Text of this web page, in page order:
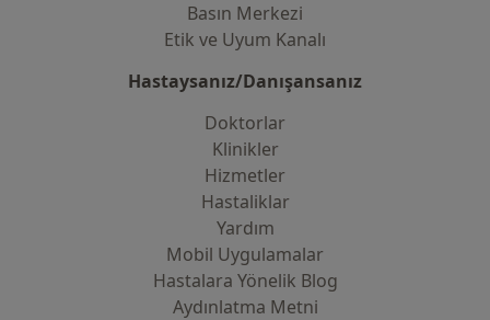
Basın Merkezi
Etik ve Uyum Kanalı
Hastaysanız/Danışansanız
Doktorlar
Klinikler
Hizmetler
Hastaliklar
Yardım
Mobil Uygulamalar
Hastalara Yönelik Blog
Aydınlatma Metni